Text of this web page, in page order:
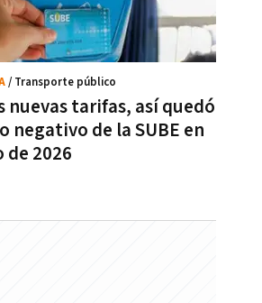
nuevas tarifas, así quedó
negativo de la SUBE en
de 2026
/ Transporte público